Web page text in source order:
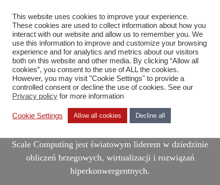
PL
Scale Computing
Scale Computing jest światowym liderem w dziedzinie
obliczeń brzegowych, wirtualizacji i rozwiązań
hiperkonwergentnych.
This website uses cookies to improve your experience.
These cookies are used to collect information about how you
interact with our website and allow us to remember you. We
use this information to improve and customize your browsing
experience and for analytics and metrics about our visitors
both on this website and other media. By clicking “Allow all
cookies”, you consent to the use of ALL the cookies.
However, you may visit "Cookie Settings" to provide a
controlled consent or decline the use of cookies. See our
Privacy policy for more information
Cookie Settings Allow all cookies Decline all